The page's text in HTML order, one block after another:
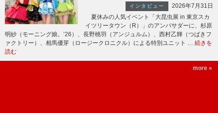
インタビュー
2026年7月31日
夏休みの人気イベント「大昆虫展 in 東京スカ
イツリータウン（R）」のアンバサダーに、杉原
明紗（モーニング娘。’26）、長野桃羽（アンジュルム）、西村乙輝（つばきフ
ァクトリー）、相馬優芽（ロージークロニクル）による特別ユニット … 続きを
読む
more »